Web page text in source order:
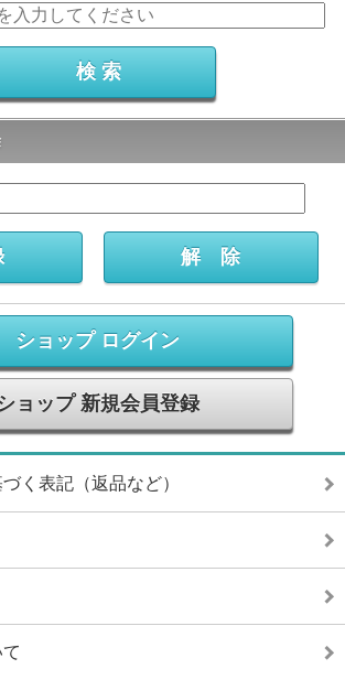
ショップ ログイン
ョップ 新規会員登録
く表記（返品など）